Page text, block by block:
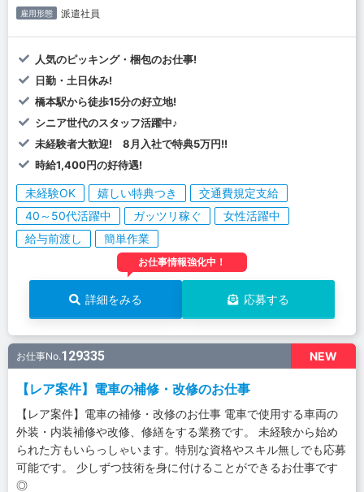
雇用形態 派遣社員
人気のピッキング・梱包のお仕事!
日勤・土日休み!
橋本駅から徒歩15分の好立地!
シニア世代のスタッフ活躍中♪
未経験者大歓迎! 8月入社で特典5万円!!
時給1,400円の好待遇!
未経験OK 嬉しい特典つき
交通費規定支給
40～50代活躍中
ガッツリ稼ぐ
女性活躍中
給与前渡し
簡単作業
お仕事情報強化中！
詳細をみる 応募する
NEW
お仕事No.129335
【レア案件】電車の補修・改修のお仕事
【レア案件】電車の補修・改修のお仕事 電車で使用する車両の
外装・内装補修や改修、修繕をする業務です。 未経験から始め
られた方もいらっしゃいます。特別な資格やスキル無しでも応募
可能です。 少しずつ技術を身に付けることができるお仕事です
◎